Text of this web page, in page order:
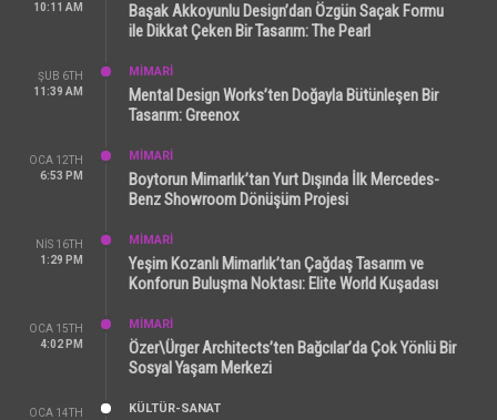
10:11 AM
Başak Akkoyunlu Design’dan Özgün Saçak Formu
ile Dikkat Çeken Bir Tasarım: The Pearl
ŞUB 6TH
11:39 AM
MİMARİ
Mental Design Works’ten Doğayla Bütünleşen Bir
Tasarım: Greenox
OCA 12TH
6:53 PM
MİMARİ
Boytorun Mimarlık’tan Yurt Dışında İlk Mercedes-
Benz Showroom Dönüşüm Projesi
NIS 16TH
1:29 PM
MİMARİ
Yeşim Kozanlı Mimarlık’tan Çağdaş Tasarım ve
Konforun Buluşma Noktası: Elite World Kuşadası
OCA 15TH
4:02 PM
MİMARİ
Özer\Ürger Architects’ten Bağcılar’da Çok Yönlü Bir
Sosyal Yaşam Merkezi
OCA 14TH
KÜLTÜR-SANAT